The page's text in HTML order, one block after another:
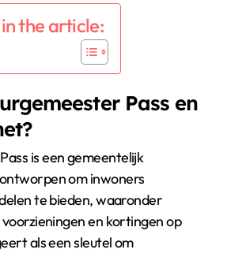
the article:
Pass en
is een gemeentelijk
om inwoners
te bieden, waaronder
en kortingen op
als een sleutel om